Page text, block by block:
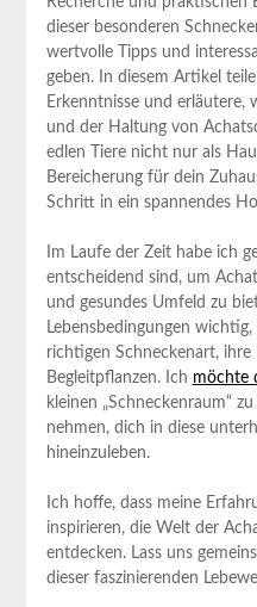
dieser ‍besonderen
wertvolle Tipps⁢ und
geben. In ⁣diesem Artikel
Erkenntnisse‍ und erläutere,⁢
und der Haltung ⁢von
edlen Tiere nicht nur ​als
Bereicherung für dein
Schritt in ein spannendes
Im Laufe der Zeit ⁣habe ich
entscheidend sind, um
und gesundes Umfeld zu
Lebensbedingungen
richtigen Schneckenart, ihre
Begleitpflanzen. Ich ‌ möchte
kleinen „Schneckenraum“
nehmen, dich in diese
hineinzuleben.
Ich hoffe, dass meine
inspirieren, die Welt der
entdecken. Lass uns
dieser faszinierenden